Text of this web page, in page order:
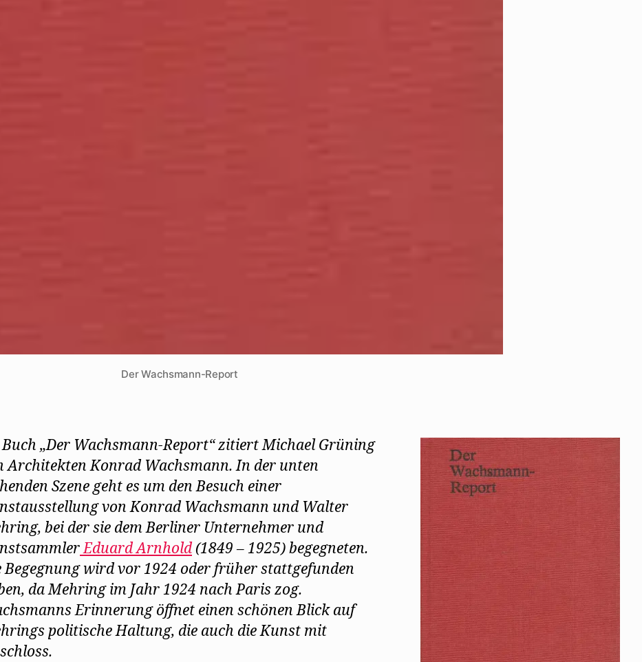
Der Wachsmann-Report
„Der Wachsmann-Report“ zitiert Michael Grüning
Architekten Konrad Wachsmann. In der unten
Szene geht es um den Besuch einer
von Konrad Wachsmann und Walter
bei der sie dem Berliner Unternehmer und
Eduard Arnhold(1849 – 1925) begegneten.
Begegnung wird vor 1924 oder früher stattgefunden
da Mehring im Jahr 1924 nach Paris zog.
Erinnerung öffnet einen schönen Blick auf
politische Haltung, die auch die Kunst mit